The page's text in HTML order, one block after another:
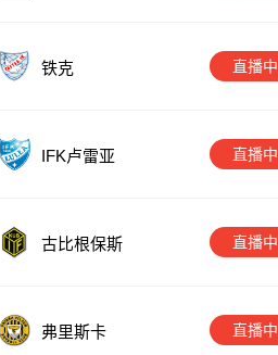
铁克 直播中
IFK卢雷亚 直播中
古比根保斯 直播中
弗里斯卡 直播中